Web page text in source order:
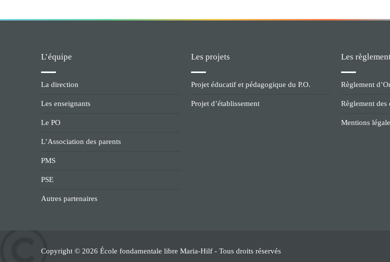
L’équipe
La direction
Les enseignants
Le PO
L’Association des parents
PMS
PSE
Autres partenaires
Les projets
Projet éducatif et pédagogique du P.O.
Projet d’établissement
Les
Règlement
Règlement des
Mentions
Copyright © 2026 École fondamentale libre Maria-Hilf - Tous droits réservés